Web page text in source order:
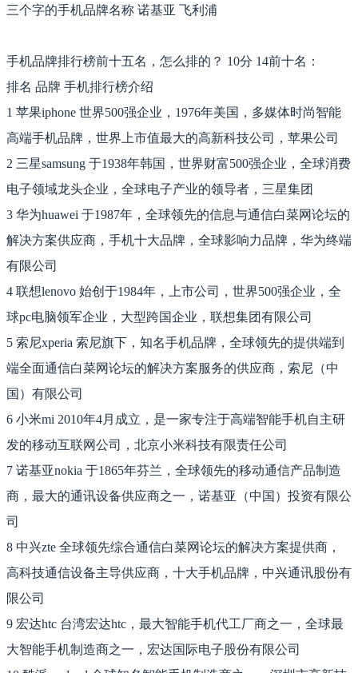
三个字的手机品牌名称 诺基亚 飞利浦
手机品牌排行榜前十五名，怎么排的？ 10分 14前十名：
排名 品牌 手机排行榜介绍
1 苹果iphone 世界500强企业，1976年美国，多媒体时尚智能
高端手机品牌，世界上市值最大的高新科技公司，苹果公司
2 三星samsung 于1938年韩国，世界财富500强企业，全球消费
电子领域龙头企业，全球电子产业的领导者，三星集团
3 华为huawei 于1987年，全球领先的信息与通信白菜网论坛的
解决方案供应商，手机十大品牌，全球影响力品牌，华为终端
有限公司
4 联想lenovo 始创于1984年，上市公司，世界500强企业，全
球pc电脑领军企业，大型跨国企业，联想集团有限公司
5 索尼xperia 索尼旗下，知名手机品牌，全球领先的提供端到
端全面通信白菜网论坛的解决方案服务的供应商，索尼（中
国）有限公司
6 小米mi 2010年4月成立，是一家专注于高端智能手机自主研
发的移动互联网公司，北京小米科技有限责任公司
7 诺基亚nokia 于1865年芬兰，全球领先的移动通信产品制造
商，最大的通讯设备供应商之一，诺基亚（中国）投资有限公
司
8 中兴zte 全球领先综合通信白菜网论坛的解决方案提供商，
高科技通信设备主导供应商，十大手机品牌，中兴通讯股份有
限公司
9 宏达htc 台湾宏达htc，最大智能手机代工厂商之一，全球最
大智能手机制造商之一，宏达国际电子股份有限公司